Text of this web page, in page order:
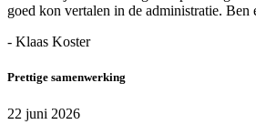
goed kon vertalen in de administratie. Ben
- Klaas Koster
Prettige samenwerking
22 juni 2026